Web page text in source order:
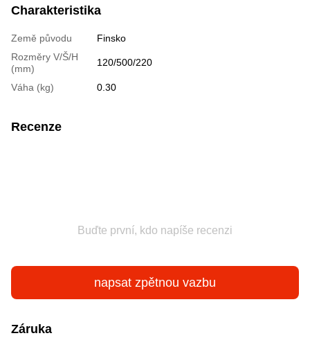
Charakteristika
Země původu
Finsko
Rozměry V/Š/H
(mm)
120/500/220
Váha (kg) 0.30
Recenze
Buďte první, kdo napíše recenzi
napsat zpětnou vazbu
Záruka